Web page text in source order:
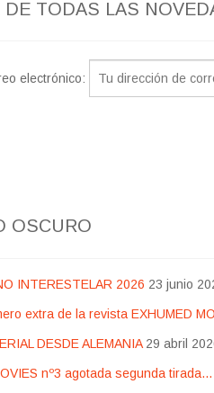
DE TODAS LAS
electrónico:
OSCURO
INTERESTELAR 2026 23 junio
extra de la revista EXHUMED
DESDE ALEMANIA 29 abril
nº3 agotada segunda